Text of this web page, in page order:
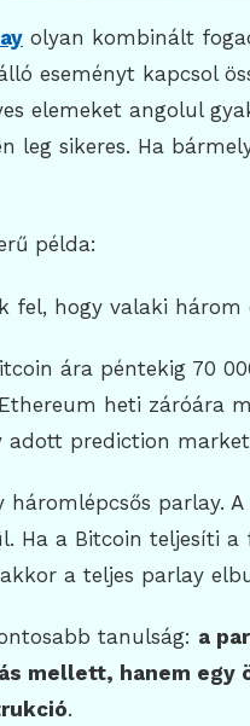
olyan kombinált
eseményt kapcsol
elemeket angolul
leg sikeres. Ha
példa:
fel, hogy valaki
ára péntekig 70
heti záróára
adott prediction
háromlépcsős parlay.
Ha a Bitcoin teljesíti
a teljes parlay
tanulság: a
mellett, hanem
.